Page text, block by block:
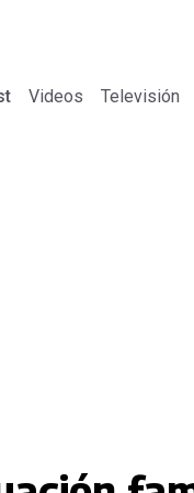
Videos Televisión